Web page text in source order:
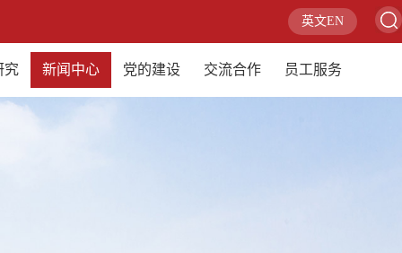
英文EN
究 新闻中心 党的建设 交流合作 员工服务